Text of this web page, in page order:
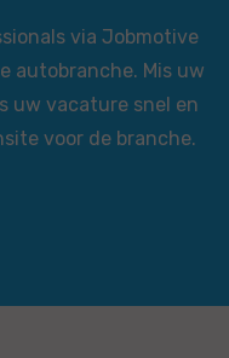
via Jobmotive
autobranche. Mis uw
uw vacature snel en
voor de branche.